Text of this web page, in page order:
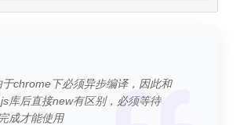
于chrome下必须异步编译，因此和
库后直接new有区别，必须等待
成才能使用